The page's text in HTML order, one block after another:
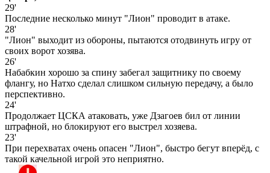
29'
Последние несколько минут "Лион" проводит в атаке.
28'
"Лион" выходит из обороны, пытаются отодвинуть игру от
своих ворот хозява.
26'
Набабкин хорошо за спину забегал защитнику по своему
флангу, но Натхо сделал слишком сильную передачу, а было
перспективно.
24'
Продолжает ЦСКА атаковать, уже Дзагоев бил от линии
штрафной, но блокируют его выстрел хозяева.
23'
При перехватах очень опасен "Лион", быстро бегут вперёд, с
такой качельной игрой это неприятно.